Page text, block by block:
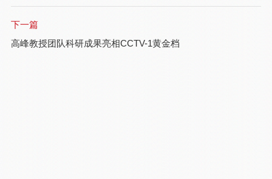
下一篇
高峰教授团队科研成果亮相CCTV-1黄金档